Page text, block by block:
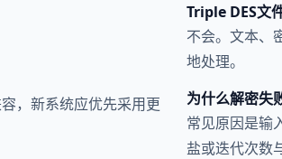
，新系统应优先采用更
Triple DES文
不会。文本、
地处理。
为什么解密失
常见原因是输
盐或迭代次数